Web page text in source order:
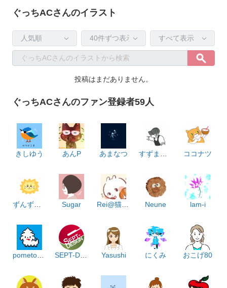
ぐっちACさんのイラスト
投稿はまだありません。
ぐっちACさんのファン登録者59人
きしゆう あんP あまなつ ココナツ
ずんずんどこどこ Sugar Rei@猫のよりこ Neune lam-i
pometomo SEPT-DESIGN Yasushi にくみ おこげ80